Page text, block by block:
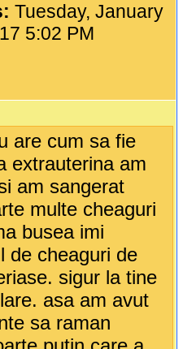
Tuesday, January
5:02 PM
are cum sa fie
extrauterina am
am sangerat
multe cheaguri
busea imi
de cheaguri de
sigur la tine
asa am avut
sa raman